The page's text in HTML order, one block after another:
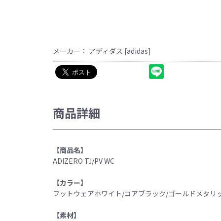
メーカー： アディダス [adidas]
商品詳細
【商品名】
ADIZERO TJ/PV WC
【カラー】
フットウェアホワイト/コアブラック/ゴールドメタリ
【素材】